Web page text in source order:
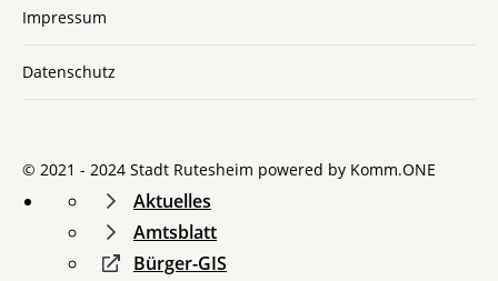
Impressum
Datenschutz
© 2021 - 2024 Stadt Rutesheim powered by Komm.ONE
Aktuelles
Amtsblatt
Bürger-GIS